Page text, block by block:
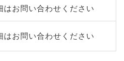
はお問い合わせください
はお問い合わせください